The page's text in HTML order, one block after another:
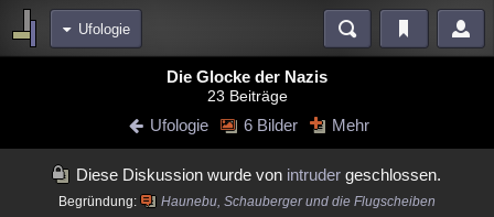
Ufologie
Blogs
meine Rubriken
Menschen Wissenschaft Politik Mystery Kriminalfälle
Die Glocke der Nazis
23 Beiträge
Ufologie 6 Bilder Mehr
Diese Diskussion wurde von intrudergeschlossen.
Begründung:
Haunebu, Schauberger und die Flugscheiben